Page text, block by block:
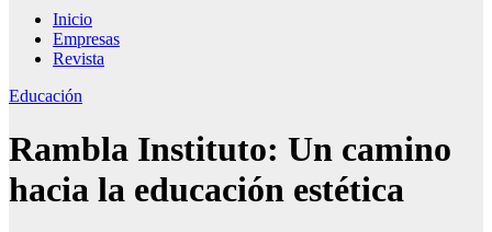
Inicio
Empresas
Revista
Educación
Rambla Instituto: Un camino
hacia la educación estética